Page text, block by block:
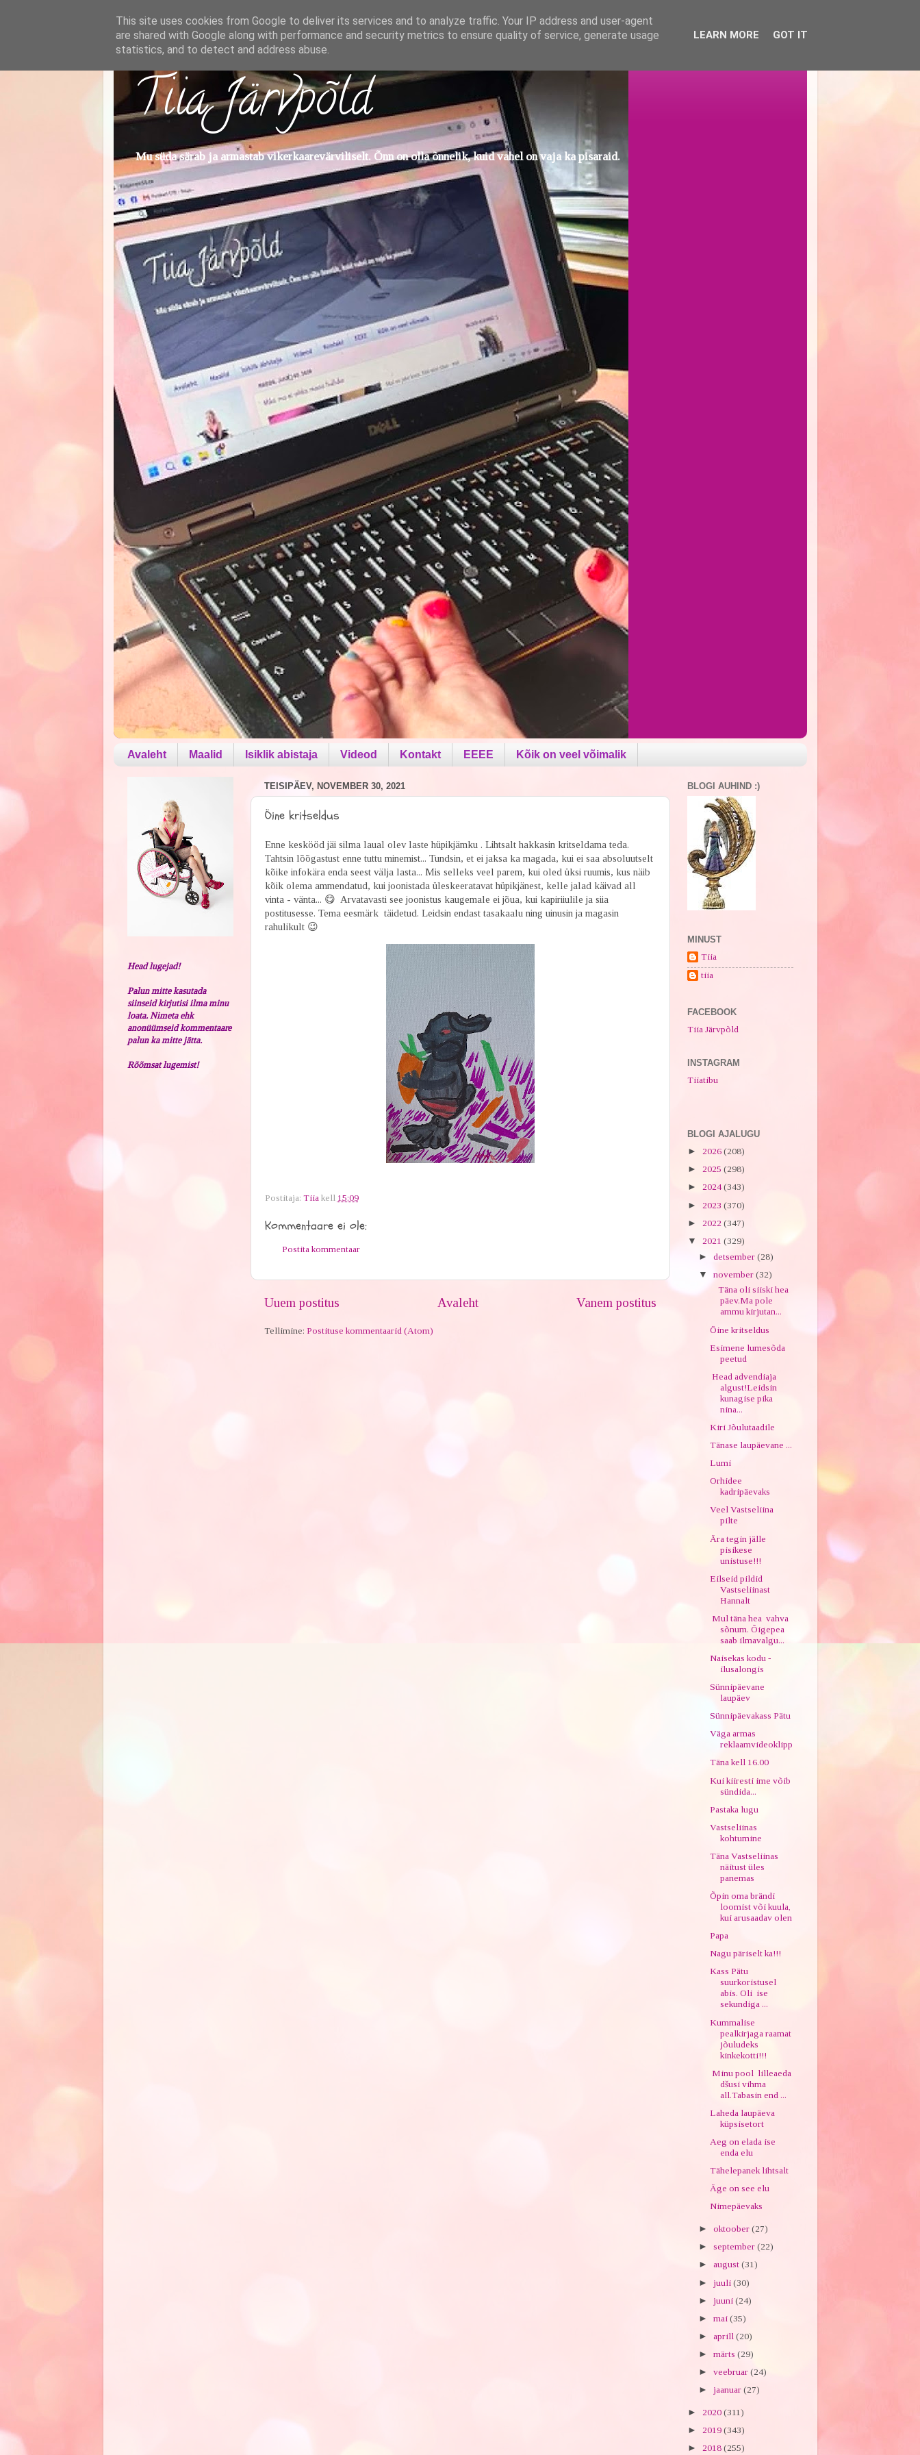
Tiia Järvpõld
Mu süda särab ja armastab vikerkaarevärviliselt. Õnn on olla õnnelik, kuid vahel on vaja ka pisaraid.
Avaleht Maalid Isiklik abistaja Videod Kontakt EEEE Kõik on veel võimalik
TEISIPÄEV, NOVEMBER 30, 2021
Öine kritseldus
Enne keskööd jäi silma laual olev laste hüpikjämku . Lihtsalt hakkasin kritseldama teda.
Tahtsin lõõgastust enne tuttu minemist... Tundsin, et ei jaksa ka magada, kui ei saa absoluutselt
kõike infokära enda seest välja lasta... Mis selleks veel parem, kui oled üksi ruumis, kus näib
kõik olema ammendatud, kui joonistada üleskeeratavat hüpikjänest, kelle jalad käivad all
vinta - vänta... 😋 Arvatavasti see joonistus kaugemale ei jõua, kui kapiriiulile ja siia
postitusesse. Tema eesmärk täidetud. Leidsin endast tasakaalu ning uinusin ja magasin
rahulikult 😉
Postitaja: Tiia kell 15:09
Kommentaare ei ole:
Postita kommentaar
Uuem postitus Vanem postitus
Avaleht
Tellimine: Postituse kommentaarid (Atom)
Head lugejad!
Palun mitte kasutada
siinseid kirjutisi ilma minu
loata. Nimeta ehk
anonüümseid kommentaare
palun ka mitte jätta.
Rõõmsat lugemist!
BLOGI AUHIND :)
MINUST
Tiia
tiia
FACEBOOK
Tiia Järvpõld
INSTAGRAM
Tiiatibu
BLOGI AJALUGU
► 2026 (208)
► 2025 (298)
► 2024(343)
► 2023 (370)
► 2022 (347)
▼ 2021 (329)
► detsember (28)
▼ november (32)
Täna oli siiski hea
päev.Ma pole
ammu kirjutan...
Öine kritseldus
Esimene lumesõda
peetud
Head advendiaja
algust!Leidsin
kunagise pika
nina...
Kiri Jõulutaadile
Tänase laupäevane ...
Lumi
Orhidee
kadripäevaks
Veel Vastseliina
pilte
Ära tegin jälle
pisikese
unistuse!!!
Eilseid pildid
Vastseliinast
Hannalt
Mul täna hea vahva
sõnum. Õigepea
saab ilmavalgu...
Naisekas kodu -
ilusalongis
Sünnipäevane
laupäev
Sünnipäevakass Pätu
Väga armas
reklaamvideoklipp
Täna kell 16.00
Kui kiiresti ime võib
sündida...
Pastaka lugu
Vastseliinas
kohtumine
Täna Vastseliinas
näitust üles
panemas
Õpin oma brändi
loomist või kuula,
kui arusaadav olen
Papa
Nagu päriselt ka!!!
Kass Pätu
suurkoristusel
abis. Oli ise
sekundiga ...
Kummalise
pealkirjaga raamat
jõuludeks
kinkekotti!!!
Minu pool lilleaeda
dšusi vihma
all.Tabasin end ...
Laheda laupäeva
küpsisetort
Aeg on elada ise
enda elu
Tähelepanek lihtsalt
Äge on see elu
Nimepäevaks
► oktoober (27)
► september (22)
► august (31)
► juuli (30)
► juuni (24)
► mai (35)
► aprill (20)
► märts (29)
► veebruar (24)
► jaanuar (27)
► 2020 (311)
► 2019 (343)
► 2018 (255)
This site uses cookies from Google to deliver its services and to analyze traffic. Your IP address and user-agent
are shared with Google along with performance and security metrics to ensure quality of service, generate usage
statistics, and to detect and address abuse.
LEARN MORE GOT IT